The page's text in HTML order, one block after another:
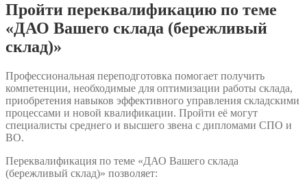
Пройти переквалификацию по теме
«ДАО Вашего склада (бережливый
склад)»
Профессиональная переподготовка помогает получить
компетенции, необходимые для оптимизации работы склада,
приобретения навыков эффективного управления складскими
процессами и новой квалификации. Пройти её могут
специалисты среднего и высшего звена с дипломами СПО и
ВО.
Переквалификация по теме «ДАО Вашего склада
(бережливый склад)» позволяет: